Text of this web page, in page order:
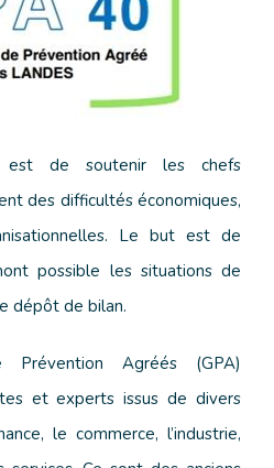
est de soutenir les chefs
des difficultés économiques,
Le but est de
possible les situations de
dépôt de bilan.
Prévention Agréés (GPA)
et experts issus de divers
le commerce, l’industrie,